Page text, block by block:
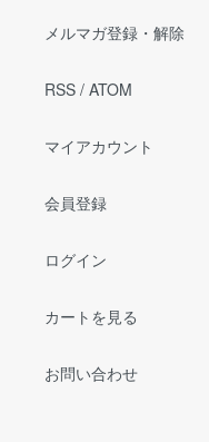
メルマガ登録・解除
RSS / ATOM
マイアカウント
会員登録
ログイン
カートを見る
お問い合わせ